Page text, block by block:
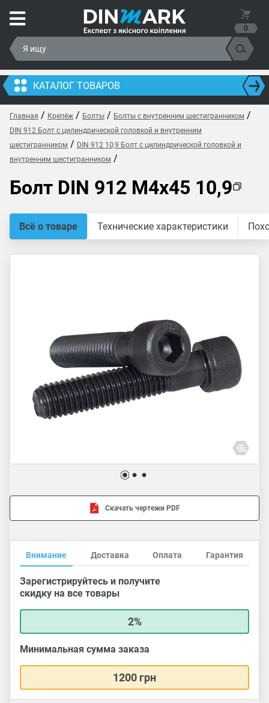
0
КАТАЛОГ ТОВАРОВ
Главная / Крепёж / Болты / Болты с внутренним шестигранником /
DIN 912 Болт с цилиндрической головкой и внутренним
шестигранником / DIN 912 10,9 Болт с цилиндрической головкой и
внутренним шестигранником /
Болт DIN 912 M4x45 10,9
Всё о товаре Технические характеристики
Скачать чертежи PDF
Внимание Доставка Оплата Гарантия
Зарегистрируйтесь и получите
скидку на все товары
2%
Минимальная сумма заказа
1200 грн